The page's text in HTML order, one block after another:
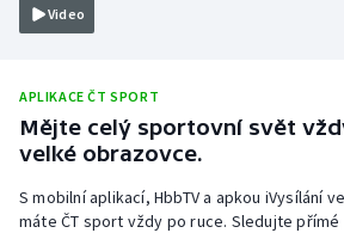
Plážový volejbal
Rychlobruslení
Rychlostní kanoistika
Video
APLIKACE ČT SPORT
Mějte celý sportovní svět
velké obrazovce.
S mobilní aplikací, HbbTV a apkou iVysílání
máte ČT sport vždy po ruce. Sledujte